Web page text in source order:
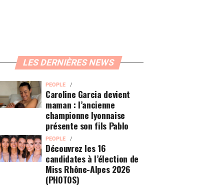
LES DERNIÈRES NEWS
PEOPLE
Caroline Garcia devient
maman : l’ancienne
championne lyonnaise
présente son fils Pablo
PEOPLE
Découvrez les 16
candidates à l’élection de
Miss Rhône-Alpes 2026
(PHOTOS)